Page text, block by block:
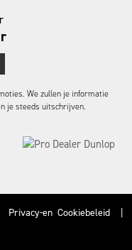
We zullen je informatie
je steeds uitschrijven.
Privacy-en Cookiebeleid
|